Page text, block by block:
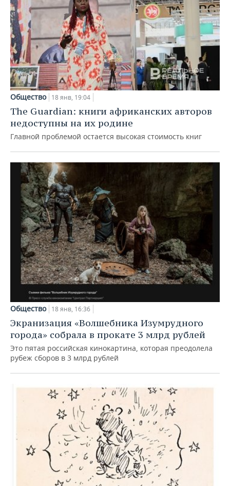
Общество 18 янв, 19:04
The Guardian: книги африканских авторов
недоступны на их родине
Главной проблемой остается высокая стоимость книг
Общество 18 янв, 16:36
Экранизация «Волшебника Изумрудного
города» собрала в прокате 3 млрд рублей
Это пятая российская кинокартина, которая преодолела
рубеж сборов в 3 млрд рублей